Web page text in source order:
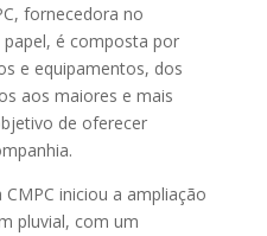
fornecedora no
é composta por
e equipamentos, dos
aos maiores e mais
de oferecer
iniciou a ampliação
pluvial, com um